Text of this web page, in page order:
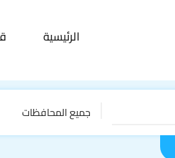
الرئيسية
جميع المحافظات